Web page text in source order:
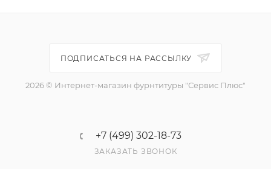
ПОДПИСАТЬСЯ НА РАССЫЛКУ
2026 © Интернет-магазин фурнтитуры "Сервис Плюс"
+7 (499) 302-18-73
ЗАКАЗАТЬ ЗВОНОК